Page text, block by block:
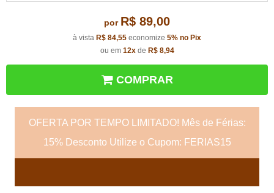
por R$ 89,00
à vista R$ 84,55 economize 5% no Pix
ou em 12xde R$ 8,94
COMPRAR
OFERTA POR TEMPO LIMITADO! Mês de Férias:
15% Desconto Utilize o Cupom: FERIAS15